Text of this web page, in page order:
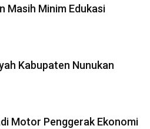
Masih Minim Edukasi
Kabupaten Nunukan
Motor Penggerak Ekonomi